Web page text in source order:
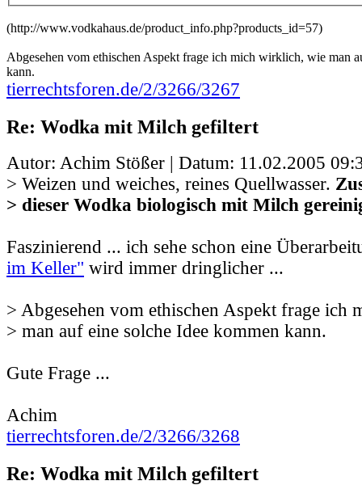
(http://www.vodkahaus.de/product_info.php?products_id=57)
Abgesehen vom ethischen Aspekt frage ich mich wirklich, wie man
kann.
tierrechtsforen.de/2/3266/3267
Re: Wodka mit Milch gefiltert
Autor: Achim Stößer | Datum: 11.02.2005
> Weizen und weiches, reines Quellwasser.
> dieser Wodka biologisch mit Milch
Faszinierend ... ich sehe schon eine
im Keller" wird immer dringlicher ...
> Abgesehen vom ethischen Aspekt frage ich
> man auf eine solche Idee kommen kann.
Gute Frage ...
Achim
tierrechtsforen.de/2/3266/3268
Re: Wodka mit Milch gefiltert